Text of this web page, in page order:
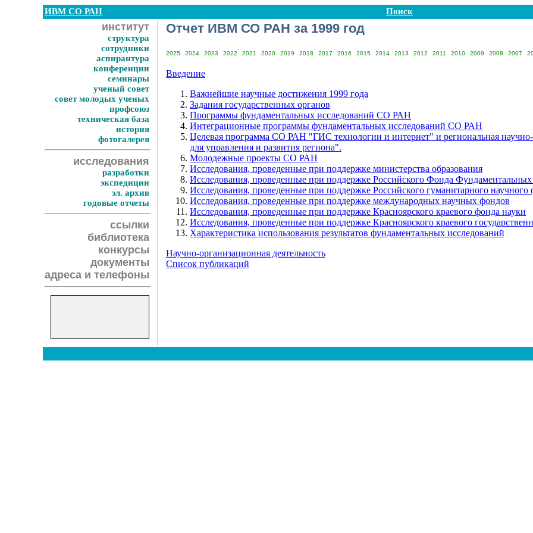
ИВМ СО РАН Поиск
институт
структура
сотрудники
аспирантура
конференции
семинары
ученый совет
совет молодых ученых
профсоюз
техническая база
история
фотогалерея
исследования
разработки
экспедиции
эл. архив
годовые отчеты
ссылки
библиотека
конкурсы
документы
адреса и телефоны
Отчет ИВМ СО РАН за 1999 год
2025 2024 2023 2022 2021 2020 2019 2018 2017 2016 2015 2014 2013 2012 2011 2010 2009 2008 2007
Введение
Важнейшие научные достижения 1999 года
Задания государственных органов
Программы фундаментальных исследований СО РАН
Интеграционные программы фундаментальных исследований СО РАН
Целевая программа СО РАН "ГИС технологии и интернет" и региональная
для управления и развития региона".
Молодежные проекты СО РАН
Исследования, проведенные при поддержке министерства образования
Исследования, проведенные при поддержке Российского Фонда
Исследования, проведенные при поддержке Российского гуманитарного научного
Исследования, проведенные при поддержке международных научных фондов
Исследования, проведенные при поддержке Красноярского краевого фонда науки
Исследования, проведенные при поддержке Красноярского краевого
Характеристика использования результатов фундаментальных исследований
Научно-организационная деятельность
Список публикаций